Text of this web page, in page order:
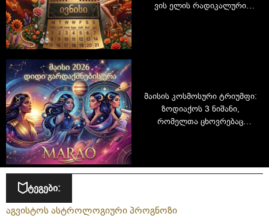
ვის ელის რადიკალური
მაისის კოსმოსური ტრიუმფი:
ზოდიაქოს 3 ნიშანი,
რომელთა ცხოვრებაც
ტეგები:
აგვისტოს ასტროლოგიური პროგნოზი